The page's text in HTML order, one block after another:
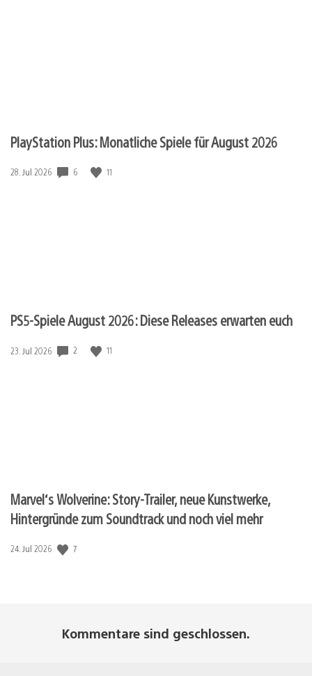
PlayStation Plus: Monatliche Spiele für August 2026
Veröffentlichungsdatum:
28. Jul 2026 6 11
PS5-Spiele August 2026: Diese Releases erwarten euch
Veröffentlichungsdatum:
23. Jul 2026 2 11
Marvel‘s Wolverine: Story-Trailer, neue Kunstwerke,
Hintergründe zum Soundtrack und noch viel mehr
Veröffentlichungsdatum:
24. Jul 2026 7
Kommentare sind geschlossen.